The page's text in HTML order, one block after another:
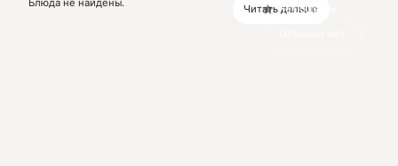
Блюда не найдены.
Нет оценок
Читать дальше